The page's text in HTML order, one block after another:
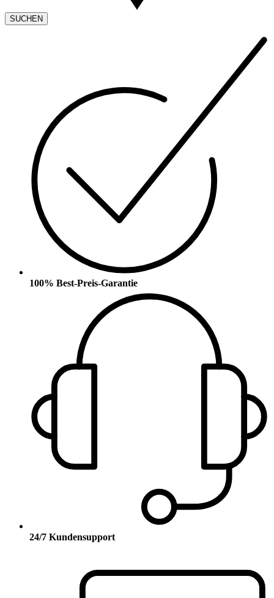
SUCHEN
100% Best-Preis-Garantie
24/7 Kundensupport